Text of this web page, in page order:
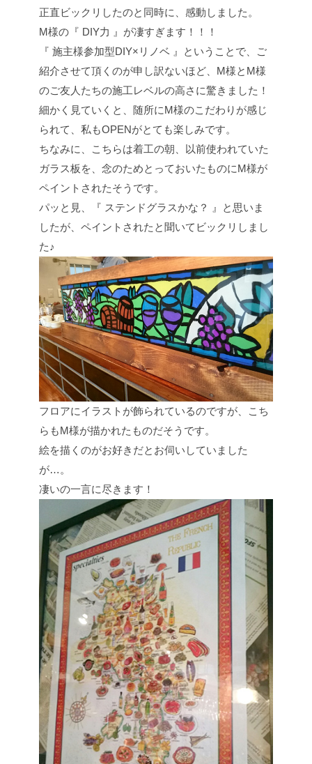
正直ビックリしたのと同時に、感動しました。
M様の『 DIY力 』が凄すぎます！！！
『 施主様参加型DIY×リノベ 』ということで、ご
紹介させて頂くのが申し訳ないほど、M様とM様
のご友人たちの施工レベルの高さに驚きました！
細かく見ていくと、随所にM様のこだわりが感じ
られて、私もOPENがとても楽しみです。
ちなみに、こちらは着工の朝、以前使われていた
ガラス板を、念のためとっておいたものにM様が
ペイントされたそうです。
パッと見、『 ステンドグラスかな？ 』と思いま
したが、ペイントされたと聞いてビックリしまし
た♪
フロアにイラストが飾られているのですが、こち
らもM様が描かれたものだそうです。
絵を描くのがお好きだとお伺いしていました
が…。
凄いの一言に尽きます！